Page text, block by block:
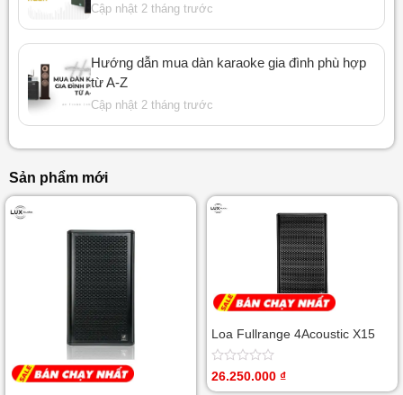
Cập nhật 2 tháng trước
Hướng dẫn mua dàn karaoke gia đình phù hợp
từ A-Z
Cập nhật 2 tháng trước
Sản phẩm mới
Loa Fullrange 4Acoustic X15
Được
26.250.000 ₫